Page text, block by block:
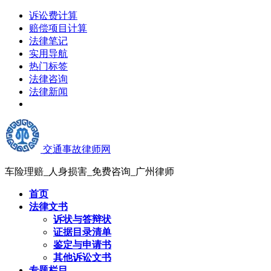
诉讼费计算
赔偿项目计算
法律笔记
实用导航
热门标签
法律咨询
法律新闻
交通事故律师网
车险理赔_人身损害_免费咨询_广州律师
首页
法律文书
诉状与答辩状
证据目录清单
鉴定与申请书
其他诉讼文书